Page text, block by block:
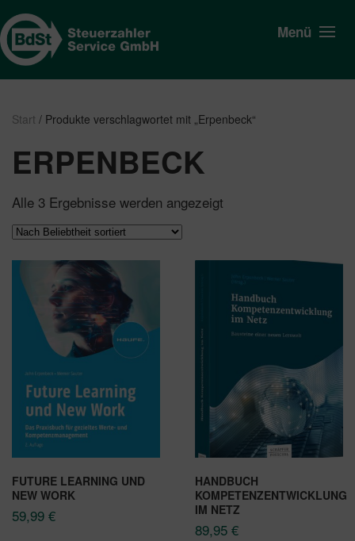
Menü
Start / Produkte verschlagwortet mit „Erpenbeck“
ERPENBECK
Alle 3 Ergebnisse werden angezeigt
FUTURE LEARNING UND
NEW WORK
59,99 €
HANDBUCH
KOMPETENZENTWICKLUNG
IM NETZ
89,95 €